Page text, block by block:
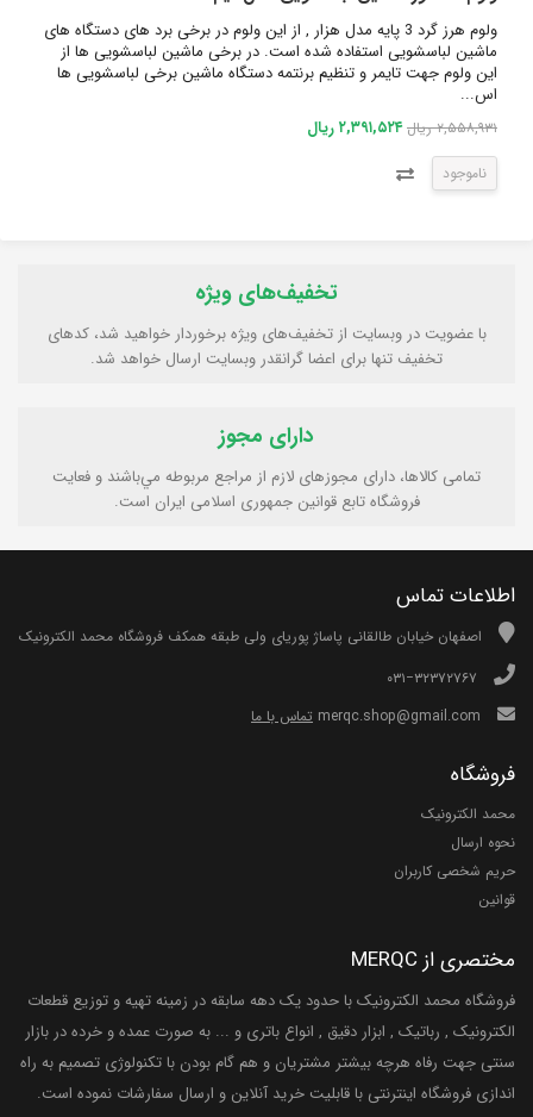
ولوم هرز گرد 3 پایه مدل هزار , از این ولوم در برخی برد های دستگاه های
ماشین لباسشویی استفاده شده است. در برخی ماشین لباسشویی ها از
این ولوم جهت تایمر و تنظیم برنتمه دستگاه ماشین برخی لباسشویی ها
اس...
۲,۵۵۸,۹۳۱ ریال ۲,۳۹۱,۵۲۴ ریال
ناموجود
تخفیف‌های ویژه
با عضویت در وبسایت از تخفیف‌های ویژه برخوردار خواهید شد، کدهای
تخفیف تنها برای اعضا گرانقدر وبسایت ارسال خواهد شد.
دارای مجوز
تمامی كالاها، دارای مجوزهای لازم از مراجع مربوطه مي‌باشند و فعایت
فروشگاه تابع قوانين جمهوری اسلامی ايران است.
اطلاعات تماس
اصفهان خیابان طالقانی پاساژ پوریای ولی طبقه همکف فروشگاه محمد الکترونیک
تماس با ما
فروشگاه
محمد الکترونیک
نحوه ارسال
حریم شخصی کاربران
قوانین
مختصری از MERQC
فروشگاه محمد الکترونیک با حدود یک دهه سابقه در زمینه تهیه و توزیع قطعات
الکترونیک , رباتیک , ابزار دقیق , انواع باتری و ... به صورت عمده و خرده در بازار
سنتی جهت رفاه هرچه بیشتر مشتریان و هم گام بودن با تکنولوژی تصمیم به راه
اندازی فروشگاه اینترنتی با قابلیت خرید آنلاین و ارسال سفارشات نموده است.